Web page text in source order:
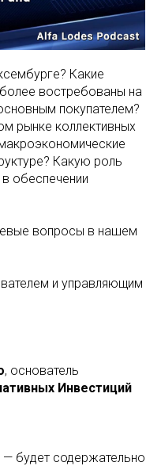
Какие
востребованы на
покупателем?
рынке коллективных
Какую роль
обеспечении
вопросы в нашем
и управляющим
, основатель
Инвестиций
— будет содержательно